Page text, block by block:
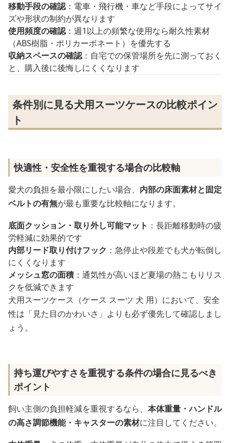
移動手段の確認：電車・飛行機・車など手段によってサイ
ズや形状の制約が異なります
使用頻度の確認：週1以上の頻繁な使用なら耐久性素材
（ABS樹脂・ポリカーボネート）を優先する
収納スペースの確認：自宅での保管場所を先に測っておく
と、購入後に後悔しにくくなります
条件別に見る犬用スーツケースの比較ポイン
ト
快適性・安全性を重視する場合の比較軸
愛犬の負担を最小限にしたい場合、 内部の床面素材と固定
ベルトの有無が最も重要な比較軸になります。
底面クッション・取り外し可能マット ：長距離移動時の疲
労軽減に効果的です
内部リード取り付けフック ：急停止や段差でも犬が転倒し
にくくなります
メッシュ窓の面積 ：通気性が高いほど夏場の熱こもりリス
クを低減できます
犬用スーツケース（ケース スーツ 犬 用）において、安全
性は「見た目のかわいさ」よりも必ず優先して確認しまし
ょう。
持ち運びやすさを重視する条件の場合に見るべき
ポイント
飼い主側の負担軽減を重視するなら、 本体重量・ハンドル
の高さ調節機能・キャスターの素材に注目してください。